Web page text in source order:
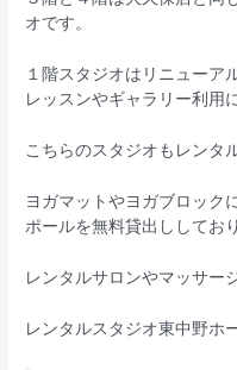
オです。
１階スタジオはリニューア
レッスンやギャラリー利用
こちらのスタジオもレンタ
ヨガマットやヨガブロック
ポールを無料貸出ししてお
レンタルサロンやマッサー
レンタルスタジオ東中野ホ